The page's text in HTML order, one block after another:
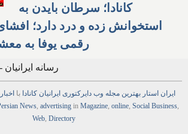
کانادا؛ سرطان بایدن به
استخوانش زده و درد دارد؛
رقمی یوفا به
IRANIAN NEWS - رسانه ایرانیان
ایران استار بهترین مجله وب دایرکتوری ایرانیان کانادا بااخبار
News, advertisingin Magazine, online, Social Business,
Web Directory